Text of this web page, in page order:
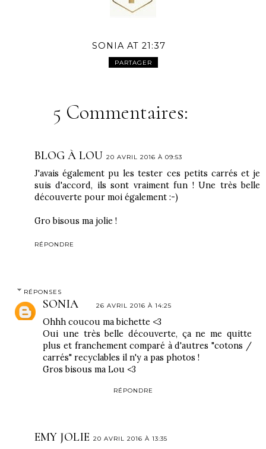
SONIA AT 21:37
PARTAGER
5 Commentaires:
BLOG À LOU 20 AVRIL 2016 À 09:53
J'avais également pu les tester ces petits carrés et je
suis d'accord, ils sont vraiment fun ! Une très belle
découverte pour moi également :-)
Gro bisous ma jolie !
RÉPONDRE
RÉPONSES
SONIA 26 AVRIL 2016 À 14:25
Ohhh coucou ma bichette <3
Oui une très belle découverte, ça ne me quitte
plus et franchement comparé à d'autres "cotons /
carrés" recyclables il n'y a pas photos !
Gros bisous ma Lou <3
RÉPONDRE
EMY JOLIE 20 AVRIL 2016 À 13:35